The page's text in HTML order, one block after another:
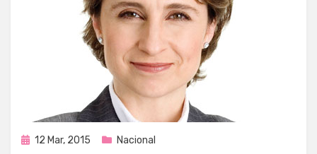
Publicada
12 Mar, 2015 Nacional